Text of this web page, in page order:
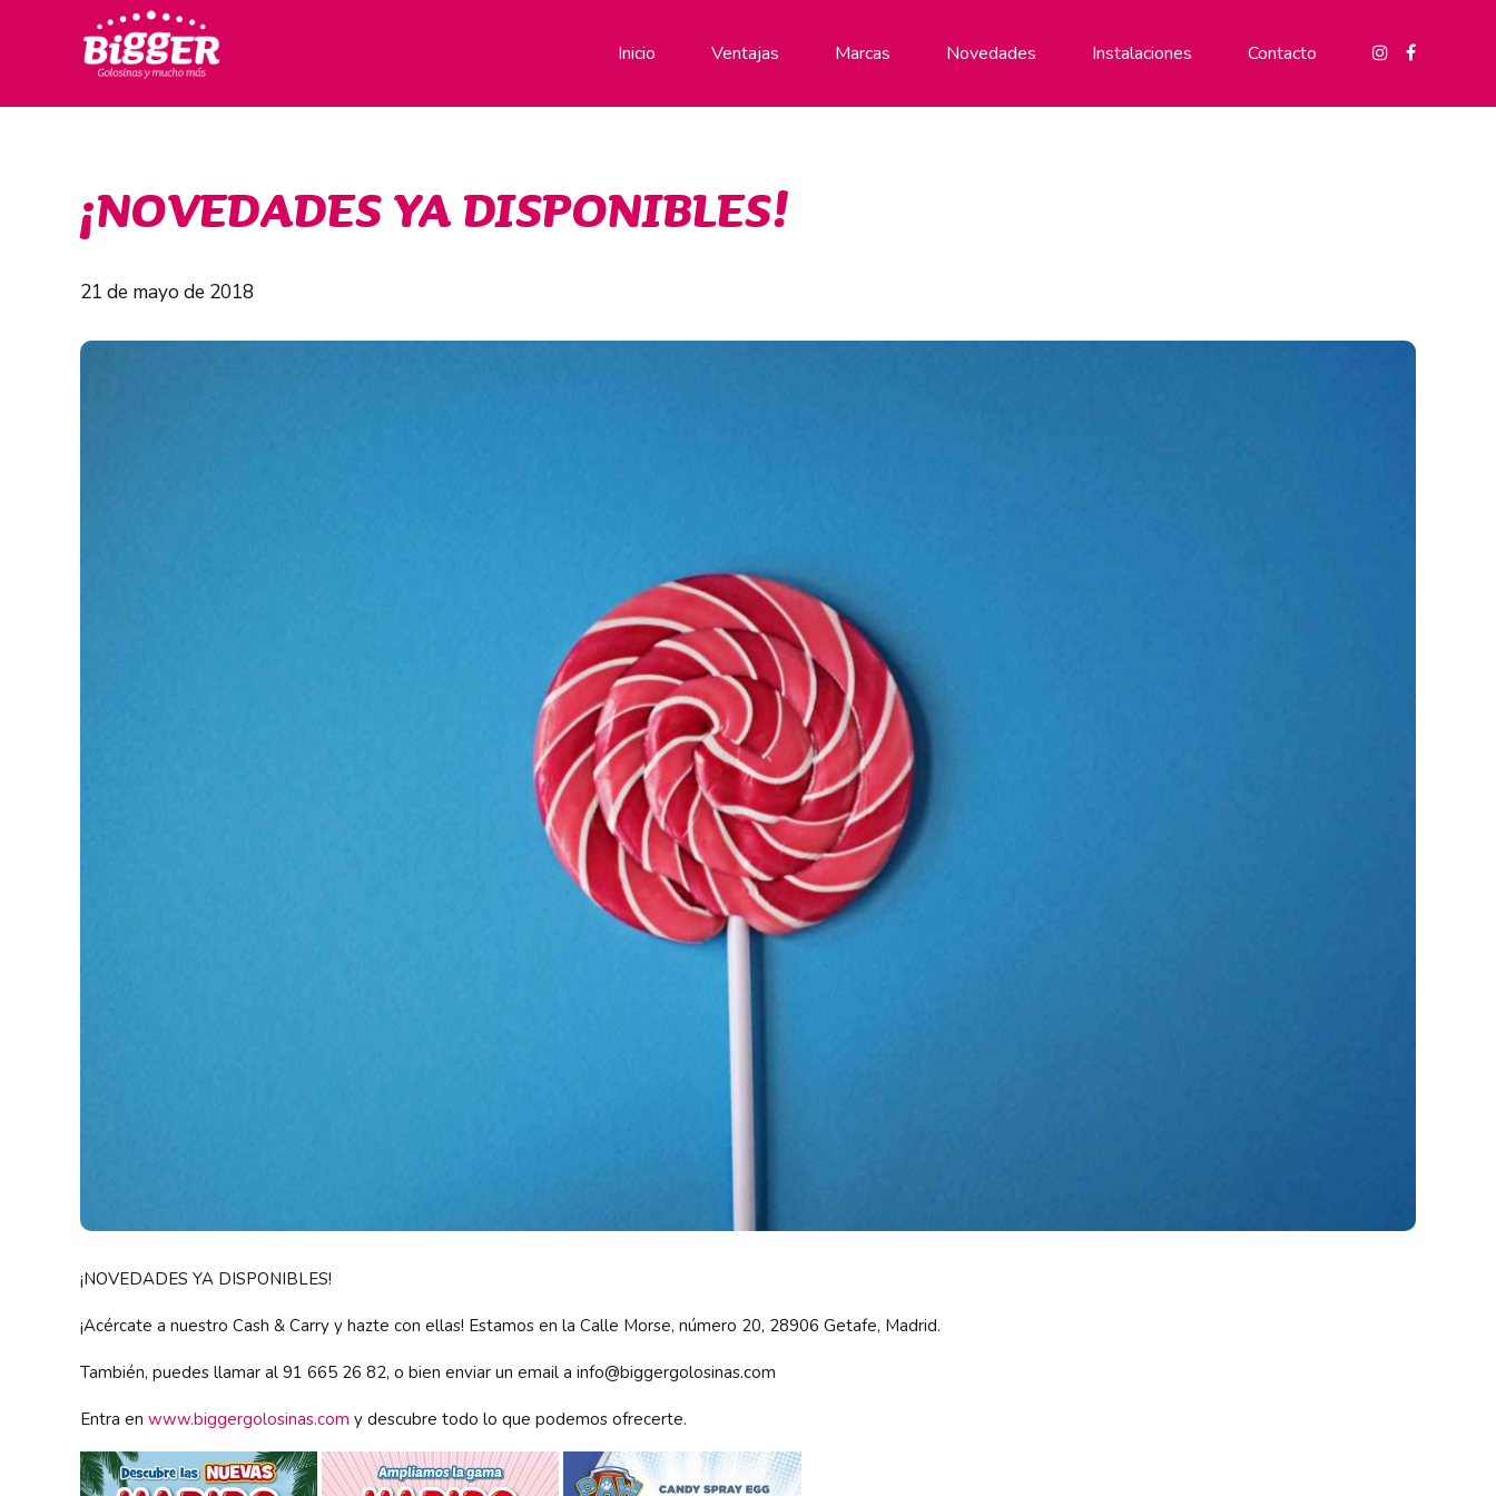
Inicio Ventajas Marcas Novedades Instalaciones Contacto
¡NOVEDADES YA DISPONIBLES!
21 de mayo de 2018
¡NOVEDADES YA DISPONIBLES!
¡Acércate a nuestro Cash & Carry y hazte con ellas! Estamos en la Calle Morse, número 20, 28906 Getafe, Madrid.
También, puedes llamar al 91 665 26 82, o bien enviar un email a info@biggergolosinas.com
Entra en www.biggergolosinas.com y descubre todo lo que podemos ofrecerte.